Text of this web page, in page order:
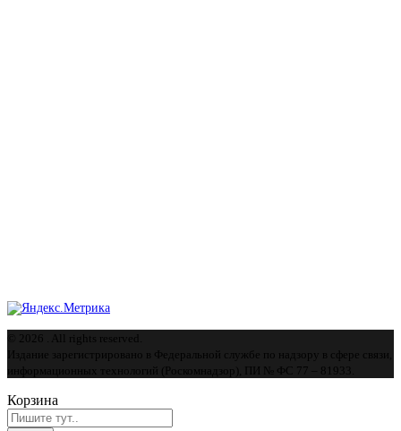
© 2026 . All rights reserved.
Издание зарегистрировано в Федеральной службе по надзору в сфере связи,
информационных технологий (Роскомнадзор), ПИ № ФС 77 – 81933.
Корзина